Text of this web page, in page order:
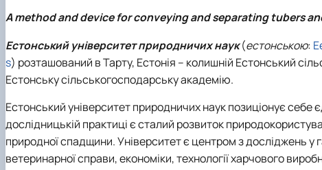
A method and device for conveying and separating tubers
Естонський університет природничих наук(естонською:
s) розташований в Тарту, Естонія – колишній Естонський
Естонську сільськогосподарську академію.
Естонський університет природничих наук позиціонує
дослідницькій практиці є сталий розвиток
природної спадщини. Університет є центром з досліджень у
ветеринарної справи, економіки, технології харчового